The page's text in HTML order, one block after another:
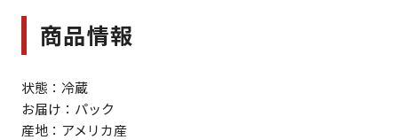
商品情報
状態：冷蔵
お届け：パック
産地：アメリカ産